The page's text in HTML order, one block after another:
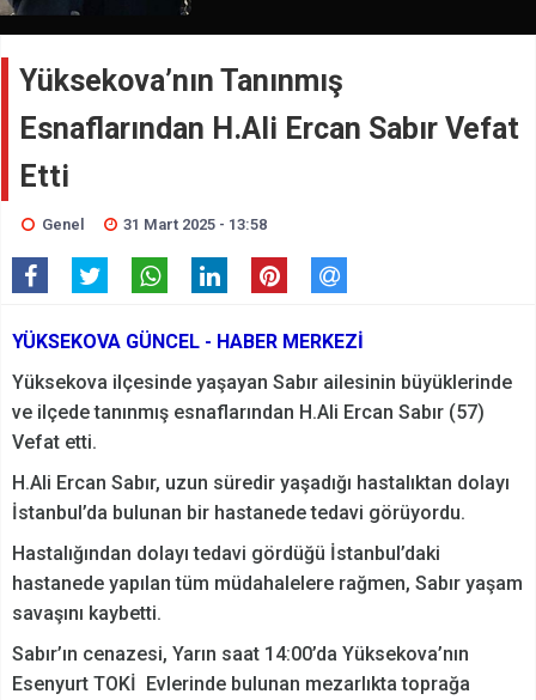
Yüksekova’nın Tanınmış
Esnaflarından H.Ali Ercan Sabır Vefat
Etti
Genel 31 Mart 2025 - 13:58
YÜKSEKOVA GÜNCEL - HABER MERKEZİ
Yüksekova ilçesinde yaşayan Sabır ailesinin büyüklerinde
ve ilçede tanınmış esnaflarından H.Ali Ercan Sabır (57)
Vefat etti.
H.Ali Ercan Sabır, uzun süredir yaşadığı hastalıktan dolayı
İstanbul’da bulunan bir hastanede tedavi görüyordu.
Hastalığından dolayı tedavi gördüğü İstanbul’daki
hastanede yapılan tüm müdahalelere rağmen, Sabır yaşam
savaşını kaybetti.
Sabır’ın cenazesi, Yarın saat 14:00’da Yüksekova’nın
Esenyurt TOKİ Evlerinde bulunan mezarlıkta toprağa